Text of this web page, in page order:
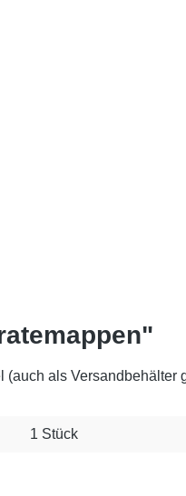
(auch als Versandbehälter
1 Stück